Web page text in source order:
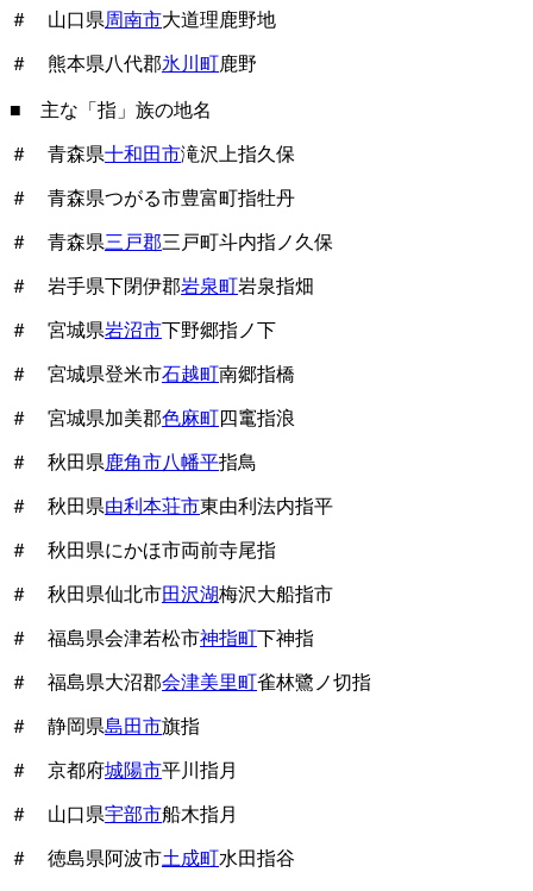
＃ 山口県周南市大道理鹿野地
＃ 熊本県八代郡氷川町鹿野
■ 主な「指」族の地名
＃ 青森県十和田市滝沢上指久保
＃ 青森県つがる市豊富町指牡丹
＃ 青森県三戸郡三戸町斗内指ノ久保
＃ 岩手県下閉伊郡岩泉町岩泉指畑
＃ 宮城県岩沼市下野郷指ノ下
＃ 宮城県登米市石越町南郷指橋
＃ 宮城県加美郡色麻町四竃指浪
＃ 秋田県鹿角市八幡平指鳥
＃ 秋田県由利本荘市東由利法内指平
＃ 秋田県にかほ市両前寺尾指
＃ 秋田県仙北市田沢湖梅沢大船指市
＃ 福島県会津若松市神指町下神指
＃ 福島県大沼郡会津美里町雀林鷺ノ切指
＃ 静岡県島田市旗指
＃ 京都府城陽市平川指月
＃ 山口県宇部市船木指月
＃ 徳島県阿波市土成町水田指谷